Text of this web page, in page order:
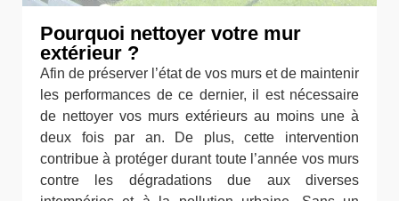
Pourquoi nettoyer votre mur
extérieur ?
Afin de préserver l’état de vos murs et de maintenir
les performances de ce dernier, il est nécessaire
de nettoyer vos murs extérieurs au moins une à
deux fois par an. De plus, cette intervention
contribue à protéger durant toute l’année vos murs
contre les dégradations due aux diverses